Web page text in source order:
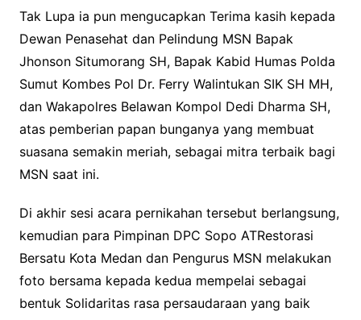
Tak Lupa ia pun mengucapkan Terima kasih kepada
Dewan Penasehat dan Pelindung MSN Bapak
Jhonson Situmorang SH, Bapak Kabid Humas Polda
Sumut Kombes Pol Dr. Ferry Walintukan SIK SH MH,
dan Wakapolres Belawan Kompol Dedi Dharma SH,
atas pemberian papan bunganya yang membuat
suasana semakin meriah, sebagai mitra terbaik bagi
MSN saat ini.
Di akhir sesi acara pernikahan tersebut berlangsung,
kemudian para Pimpinan DPC Sopo ATRestorasi
Bersatu Kota Medan dan Pengurus MSN melakukan
foto bersama kepada kedua mempelai sebagai
bentuk Solidaritas rasa persaudaraan yang baik